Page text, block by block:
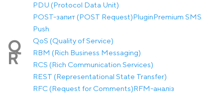
PDU (Protocol Data Unit)
POST-запит (POST Request)PluginPremium SMS
Push
Q QoS (Quality of Service)
R
RBM (Rich Business Messaging)
RCS (Rich Communication Services)
REST (Representational State Transfer)
RFC (Request for Comments)RFM-аналіз